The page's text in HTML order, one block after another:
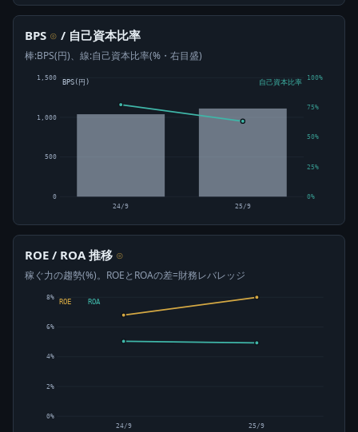
BPS ⊙ / 自己資本比率
棒:BPS(円)、線:自己資本比率(%・右目盛)
0
500
1,000
1,500
0%
25%
50%
75%
100%
24/9 25/9
BPS(円) 自己資本比率
ROE / ROA 推移 ⊙
稼ぐ力の趨勢(%)。ROEとROAの差=財務レバレッジ
0%
2%
4%
6%
8%
ROE ROA
24/9 25/9